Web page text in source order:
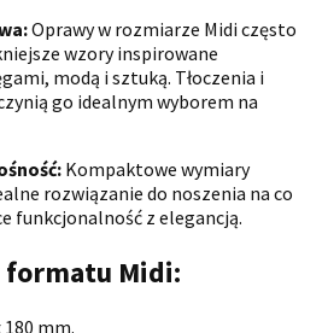
Oprawy w rozmiarze Midi często
wzory inspirowane
modą i sztuką. Tłoczenia i
go idealnym wyborem na
Kompaktowe wymiary
rozwiązanie do noszenia na co
funkcjonalność z elegancją.
formatu Midi:
180 mm.